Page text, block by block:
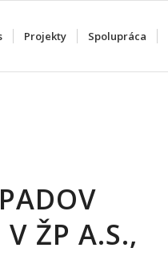
Projekty Spolupráca
ŽP A.S.,